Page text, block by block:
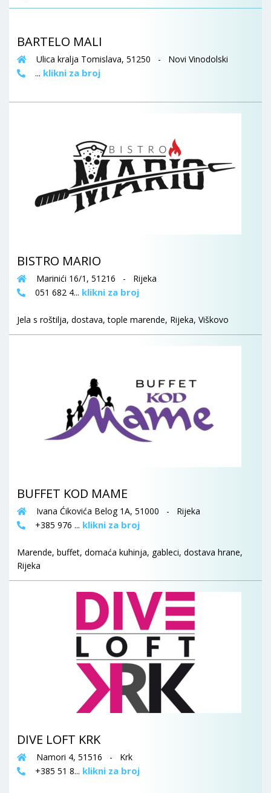
BARTELO MALI
Ulica kralja Tomislava, 51250 - Novi Vinodolski
... klikni za broj
BISTRO MARIO
Marinići 16/1, 51216 - Rijeka
051 682 4... klikni za broj
Jela s roštilja, dostava, tople marende, Rijeka, Viškovo
BUFFET KOD MAME
Ivana Ćikovića Belog 1A, 51000 - Rijeka
+385 976 ... klikni za broj
Marende, buffet, domaća kuhinja, gableci, dostava hrane,
Rijeka
DIVE LOFT KRK
Namori 4, 51516 - Krk
+385 51 8... klikni za broj